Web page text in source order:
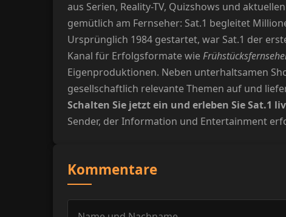
aus Serien, Reality-TV, Quizshows und
gemütlich am Fernseher: Sat.1 begleitet
Ursprünglich 1984 gestartet, war Sat.1 der
Kanal für Erfolgsformate wie
Eigenproduktionen. Neben unterhaltsamen
gesellschaftlich relevante Themen auf und
Schalten Sie jetzt ein und erleben Sie Sat.1
Sender, der Information und Entertainment
Kommentare